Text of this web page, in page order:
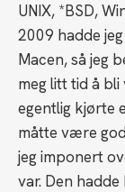
UNIX, *BSD,
2009 hadde
Macen, så jeg
meg litt tid å bli
egentlig kjørte
måtte være
jeg imponert
var. Den